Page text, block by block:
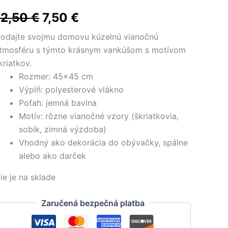
€ Pôvodná
cena
bola:
12,50 €.
7,50€
cena
je:
7,50 €.
svojmu domovu kúzelnú vianočnú
s týmto krásnym vankúšom s motívom
Rozmer: 45×45 cm
Výplň: polyesterové vlákno
Poťah: jemná bavlna
Motív: rôzne vianočné vzory (škriatkovia,
sobík, zimná výzdoba)
Vhodný ako dekorácia do obývačky, spálne
alebo ako darček
je na sklade
Zaručená bezpečná platba